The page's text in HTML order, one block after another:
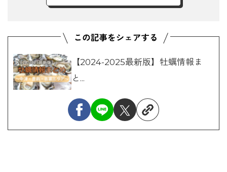
【2024-2025最新版】牡蠣情報ま
と...